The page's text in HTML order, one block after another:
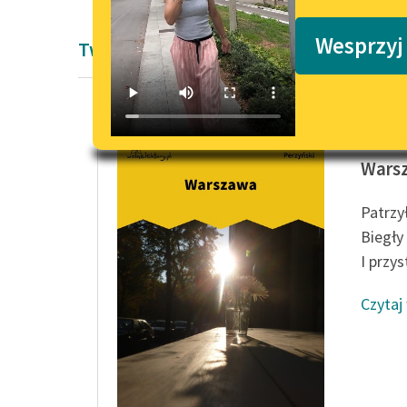
Twórczość Włodzimierza Perzyńskiego
I
Czytaj